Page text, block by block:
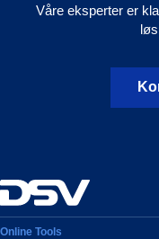
Våre eksperter er
Online Tools